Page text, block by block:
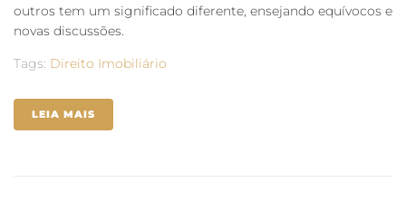
outros tem um significado diferente, ensejando equívocos e
novas discussões.
Tags: Direito Imobiliário
LEIA MAIS